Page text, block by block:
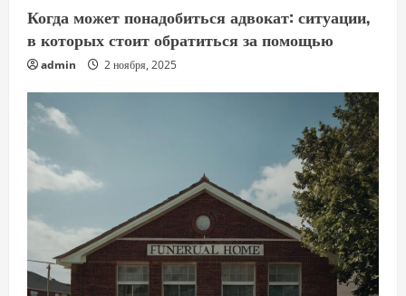
Когда может понадобиться адвокат: ситуации,
в которых стоит обратиться за помощью
admin 2 ноября, 2025